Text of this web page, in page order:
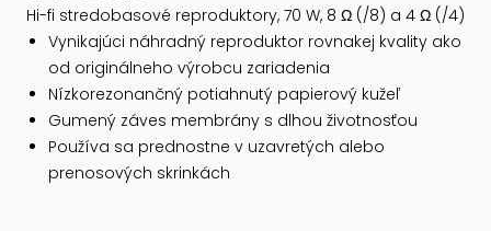
Hi-fi stredobasové reproduktory, 70 W, 8 Ω (/8) a 4 Ω (/4)
Vynikajúci náhradný reproduktor rovnakej kvality ako
od originálneho výrobcu zariadenia
Nízkorezonančný potiahnutý papierový kužeľ
Gumený záves membrány s dlhou životnosťou
Používa sa prednostne v uzavretých alebo
prenosových skrinkách